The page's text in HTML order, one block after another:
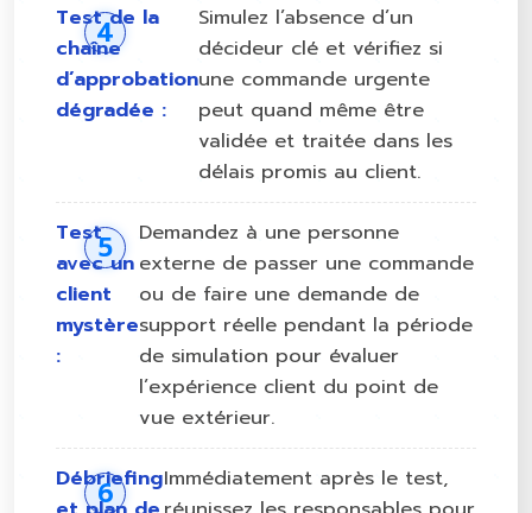
Test de la
chaîne
d’approbation
dégradée :
Simulez l’absence d’un
décideur clé et vérifiez si
une commande urgente
peut quand même être
validée et traitée dans les
délais promis au client.
Test
avec un
client
mystère
:
Demandez à une personne
externe de passer une commande
ou de faire une demande de
support réelle pendant la période
de simulation pour évaluer
l’expérience client du point de
vue extérieur.
DébriefingImmédiatement après le test,